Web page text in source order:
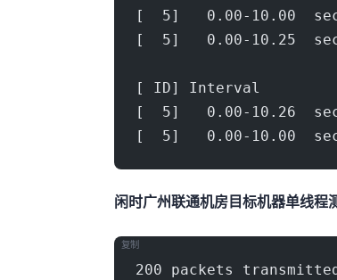
[  5]   0.00-10.00
[  5]   0.00-10.25
[ ID] Interval
[  5]   0.00-10.26
[  5]   0.00-10.00
闲时广州联通机房(500Mbps) 目标机器 IPERF3单线
200 packets
复制